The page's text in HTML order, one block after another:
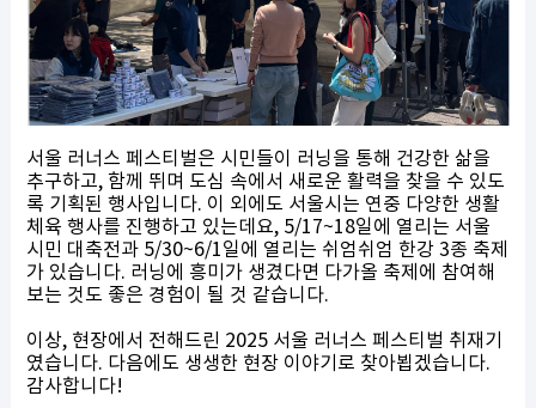
서울 러너스 페스티벌은 시민들이 러닝을 통해 건강한 삶을
추구하고, 함께 뛰며 도심 속에서 새로운 활력을 찾을 수 있도
록 기획된 행사입니다. 이 외에도 서울시는 연중 다양한 생활
체육 행사를 진행하고 있는데요, 5/17~18일에 열리는 서울
시민 대축전과 5/30~6/1일에 열리는 쉬엄쉬엄 한강 3종 축제
가 있습니다. 러닝에 흥미가 생겼다면 다가올 축제에 참여해
보는 것도 좋은 경험이 될 것 같습니다.
이상, 현장에서 전해드린 2025 서울 러너스 페스티벌 취재기
였습니다. 다음에도 생생한 현장 이야기로 찾아뵙겠습니다.
감사합니다!